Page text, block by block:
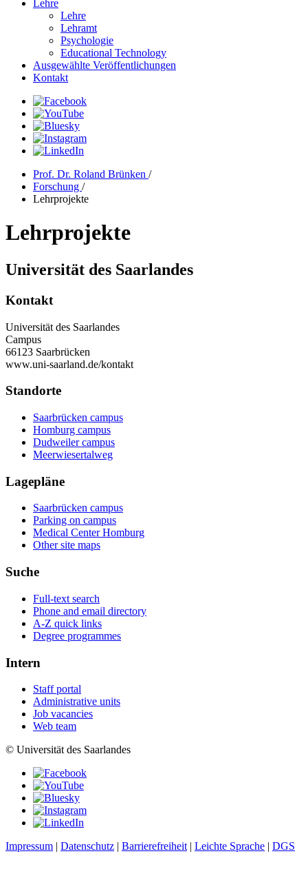
Lehre
Lehre
Lehramt
Psychologie
Educational Technology
Ausgewählte Veröffentlichungen
Kontakt
Prof. Dr. Roland Brünken /
Forschung /
Lehrprojekte
Lehrprojekte
Universität des Saarlandes
Kontakt
Universität des Saarlandes
Campus
66123 Saarbrücken
www.uni-saarland.de/kontakt
Standorte
Saarbrücken campus
Homburg campus
Dudweiler campus
Meerwiesertalweg
Lagepläne
Saarbrücken campus
Parking on campus
Medical Center Homburg
Other site maps
Suche
Full-text search
Phone and email directory
A-Z quick links
Degree programmes
Intern
Staff portal
Administrative units
Job vacancies
Web team
© Universität des Saarlandes
Impressum | Datenschutz | Barrierefreiheit | Leichte Sprache | DGS